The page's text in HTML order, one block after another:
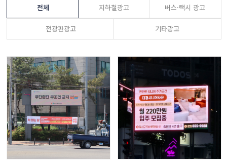
전체 지하철광고 버스·택시 광고
전광판광고 기타광고